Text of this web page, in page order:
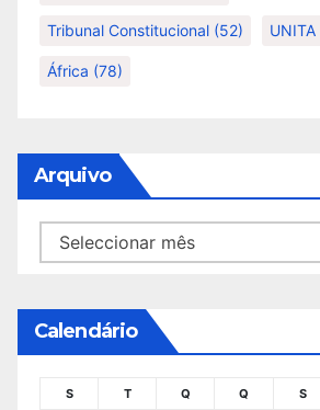
Tribunal Constitucional (52) UNITA
África (78)
Arquivo
Arquivo
Calendário
S T Q Q S